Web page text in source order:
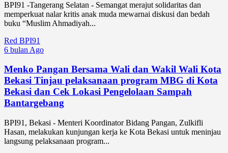
BPI91 -Tangerang Selatan - Semangat merajut solidaritas dan
memperkuat nalar kritis anak muda mewarnai diskusi dan bedah
buku “Muslim Ahmadiyah...
Red BPI91
6 bulan Ago
Menko Pangan Bersama Wali dan Wakil Wali Kota
Bekasi Tinjau pelaksanaan program MBG di Kota
Bekasi dan Cek Lokasi Pengelolaan Sampah
Bantargebang
BPI91, Bekasi - Menteri Koordinator Bidang Pangan, Zulkifli
Hasan, melakukan kunjungan kerja ke Kota Bekasi untuk meninjau
langsung pelaksanaan program...